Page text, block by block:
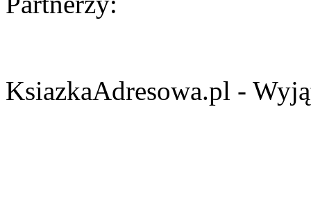
KsiazkaAdresowa.pl -